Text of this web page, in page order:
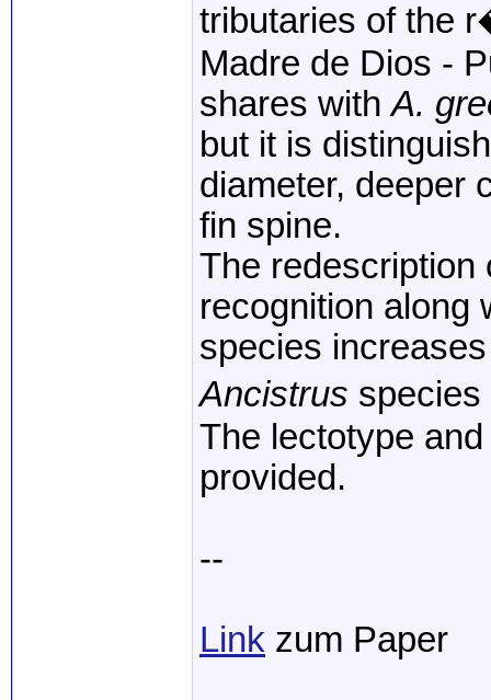
tributaries of the
Madre de Dios -
shares withA.
but it is
diameter, deeper
fin spine.
The
recognition along
species
Ancistrus
The lectotype
provided.
--
Link zum Paper